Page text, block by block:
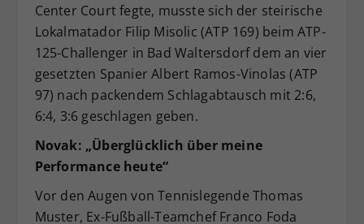
Center Court fegte, musste sich der steirische
Lokalmatador Filip Misolic (ATP 169) beim ATP-
125-Challenger in Bad Waltersdorf dem an vier
gesetzten Spanier Albert Ramos-Vinolas (ATP
97) nach packendem Schlagabtausch mit 2:6,
6:4, 3:6 geschlagen geben.
Novak: „Überglücklich über meine
Performance heute“
Vor den Augen von Tennislegende Thomas
Muster, Ex-Fußball-Teamchef Franco Foda
hat.